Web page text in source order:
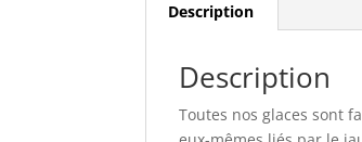
Description
Description
Toutes nos glaces sont